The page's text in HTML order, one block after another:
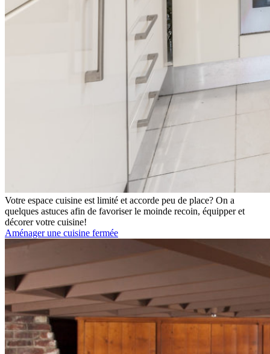
Votre espace cuisine est limité et accorde peu de place? On a
quelques astuces afin de favoriser le moinde recoin, équipper et
décorer votre cuisine!
Aménager une cuisine fermée